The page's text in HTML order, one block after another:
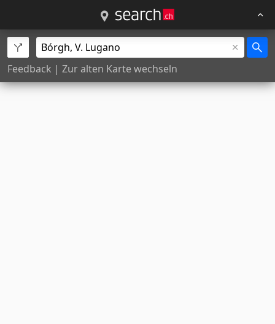
Feedback | Zur alten Karte wechseln